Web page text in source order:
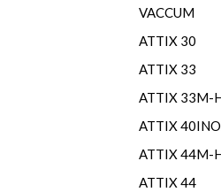
VACCUM
ATTIX 30
ATTIX 33
ATTIX 33M-
ATTIX
ATTIX 44M-
ATTIX 44